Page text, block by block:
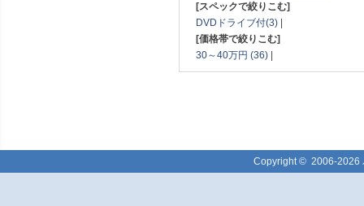
[スペックで絞りこむ]
DVDドライブ付(3)
[価格帯で絞りこむ]
30～40万円 (36)
Copyright © 2006-2026